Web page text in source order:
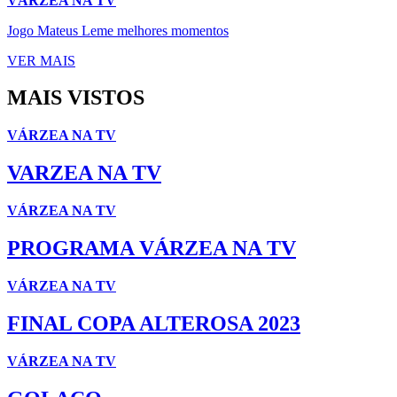
Jogo Mateus Leme melhores momentos
VER MAIS
MAIS VISTOS
VÁRZEA NA TV
VARZEA NA TV
VÁRZEA NA TV
PROGRAMA VÁRZEA NA TV
VÁRZEA NA TV
FINAL COPA ALTEROSA 2023
VÁRZEA NA TV